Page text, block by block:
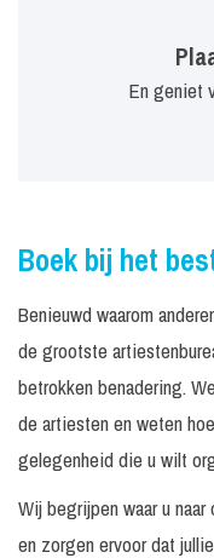
En geniet
Boek bij het
Benieuwd waarom
de grootste
betrokken benadering.
de artiesten en weten
gelegenheid die u wilt
Wij begrijpen waar u
en zorgen ervoor dat